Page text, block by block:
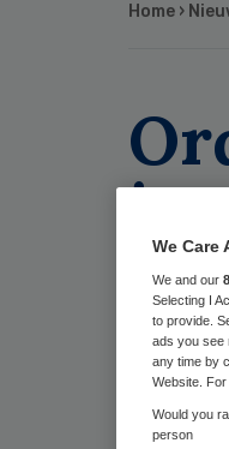
Home ›
in
We Care
We and our
Selecting I
to provide.
ads you see
any time by
Website.
Would you
person